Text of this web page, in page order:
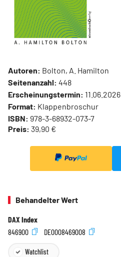
Autoren: Bolton, A. Hamilton
Seitenanzahl: 448
Erscheinungstermin: 11.06.2026
Format: Klappenbroschur
ISBN: 978-3-68932-073-7
Preis: 39,90 €
Behandelter Wert
DAX Index
846900
DE0008469008
Watchlist